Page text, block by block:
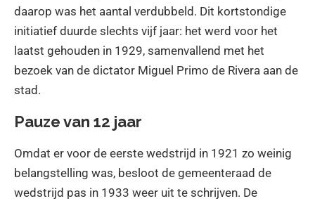
daarop was het aantal verdubbeld. Dit kortstondige
initiatief duurde slechts vijf jaar: het werd voor het
laatst gehouden in 1929, samenvallend met het
bezoek van de dictator Miguel Primo de Rivera aan de
stad.
Pauze van 12 jaar
Omdat er voor de eerste wedstrijd in 1921 zo weinig
belangstelling was, besloot de gemeenteraad de
wedstrijd pas in 1933 weer uit te schrijven. De